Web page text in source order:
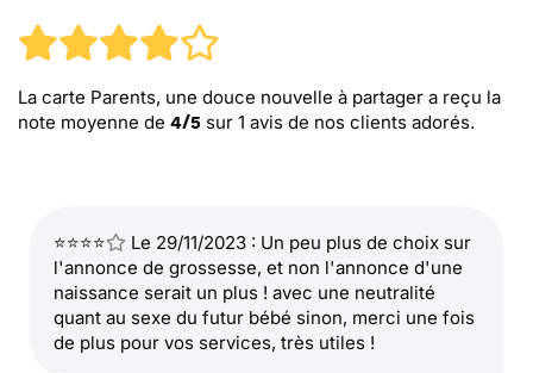
La carte Parents, une douce nouvelle à partager a reçu la
note moyenne de 4/5 sur 1 avis de nos clients adorés.
⭐⭐⭐⭐
Le 29/11/2023 : Un peu plus de choix sur
l'annonce de grossesse, et non l'annonce d'une
naissance serait un plus ! avec une neutralité
quant au sexe du futur bébé sinon, merci une fois
de plus pour vos services, très utiles !